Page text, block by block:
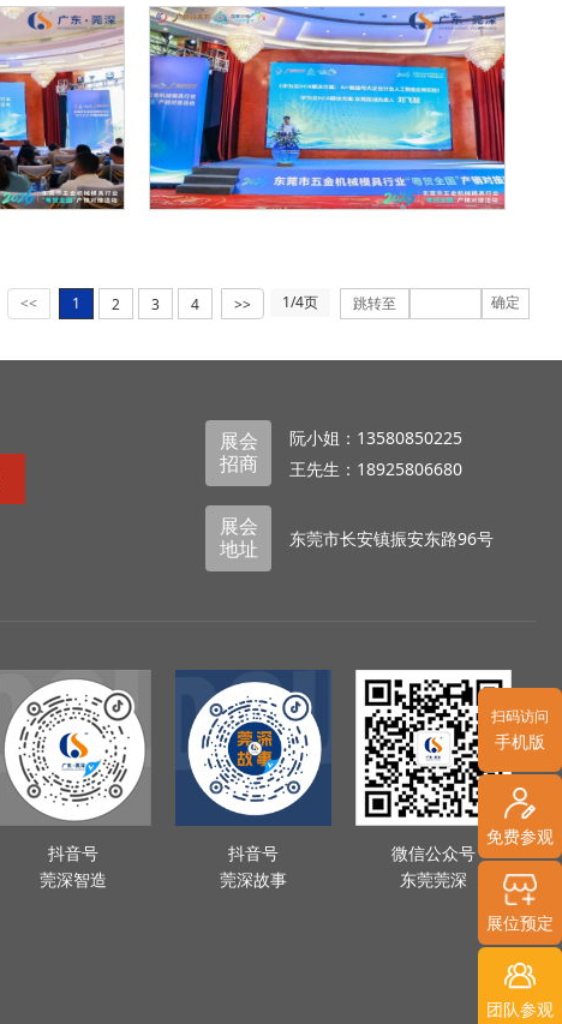
1/4页 跳转至 确定
<< 1 2 3 4 >>
展会
招商
阮小姐：13580850225
王先生：18925806680
展会
地址
东莞市长安镇振安东路96号
抖音号
莞深智造
抖音号
莞深故事
微信公众号
东莞莞深
扫码访问
手机版
免费参观
展位预定
团队参观